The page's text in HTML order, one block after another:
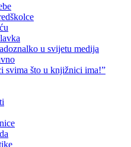
u svijetu medija
svima što u knjižnici ima!”